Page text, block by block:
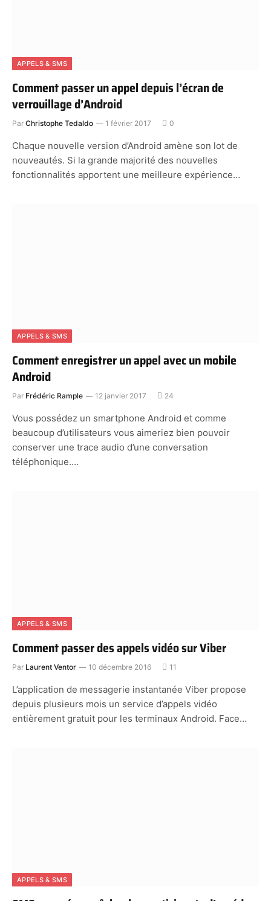
APPELS & SMS
Comment passer un appel depuis l’écran de
verrouillage d’Android
Par Christophe Tedaldo 1 février 2017 0
Chaque nouvelle version d’Android amène son lot de
nouveautés. Si la grande majorité des nouvelles
fonctionnalités apportent une meilleure expérience…
APPELS & SMS
Comment enregistrer un appel avec un mobile
Android
Par Frédéric Rample 12 janvier 2017 24
Vous possédez un smartphone Android et comme
beaucoup d’utilisateurs vous aimeriez bien pouvoir
conserver une trace audio d’une conversation
téléphonique.…
APPELS & SMS
Comment passer des appels vidéo sur Viber
Par Laurent Ventor 10 décembre 2016 11
L’application de messagerie instantanée Viber propose
depuis plusieurs mois un service d’appels vidéo
entièrement gratuit pour les terminaux Android. Face…
APPELS & SMS